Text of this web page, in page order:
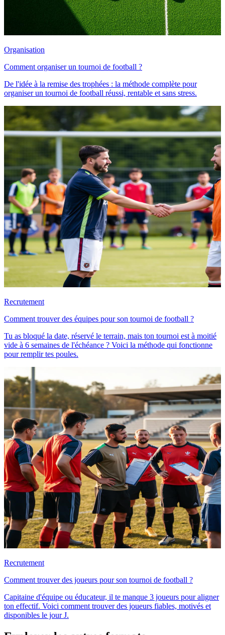
Organisation
Comment organiser un tournoi de football ?
De l'idée à la remise des trophées : la méthode complète pour
organiser un tournoi de football réussi, rentable et sans stress.
Recrutement
Comment trouver des équipes pour son tournoi de football ?
Tu as bloqué la date, réservé le terrain, mais ton tournoi est à moitié
vide à 6 semaines de l'échéance ? Voici la méthode qui fonctionne
pour remplir tes poules.
Recrutement
Comment trouver des joueurs pour son tournoi de football ?
Capitaine d'équipe ou éducateur, il te manque 3 joueurs pour aligner
ton effectif. Voici comment trouver des joueurs fiables, motivés et
disponibles le jour J.